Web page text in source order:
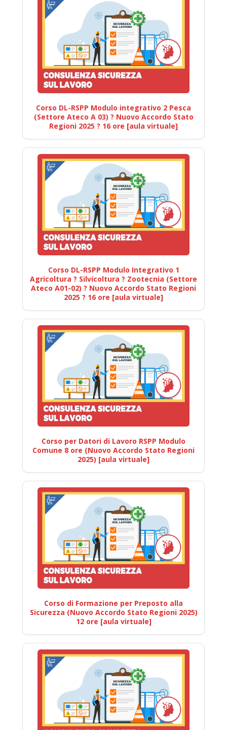
Corso DL-RSPP Modulo integrativo 2 Pesca
(Settore Ateco A 03) ? Nuovo Accordo Stato
Regioni 2025 ? 16 ore [aula virtuale]
Corso DL-RSPP Modulo Integrativo 1
Agricoltura ? Silvicoltura ? Zootecnia (Settore
Ateco A01-02) ? Nuovo Accordo Stato Regioni
2025 ? 16 ore [aula virtuale]
Corso per Datori di Lavoro RSPP Modulo
Comune 8 ore (Nuovo Accordo Stato Regioni
2025) [aula virtuale]
Corso di Formazione per Preposto alla
Sicurezza (Nuovo Accordo Stato Regioni 2025)
12 ore [aula virtuale]